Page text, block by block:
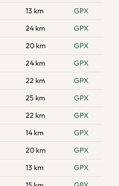
13 km
GPX
24 km
GPX
20 km
GPX
24 km
GPX
22 km
GPX
25 km
GPX
22 km
GPX
14 km
GPX
20 km
GPX
13 km
GPX